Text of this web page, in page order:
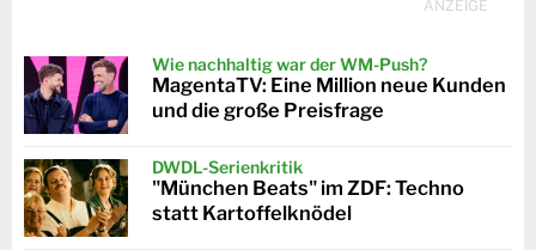
Wie nachhaltig war der WM-Push?
MagentaTV: Eine Million neue Kunden
und die große Preisfrage
DWDL-Serienkritik
"München Beats" im ZDF: Techno
statt Kartoffelknödel